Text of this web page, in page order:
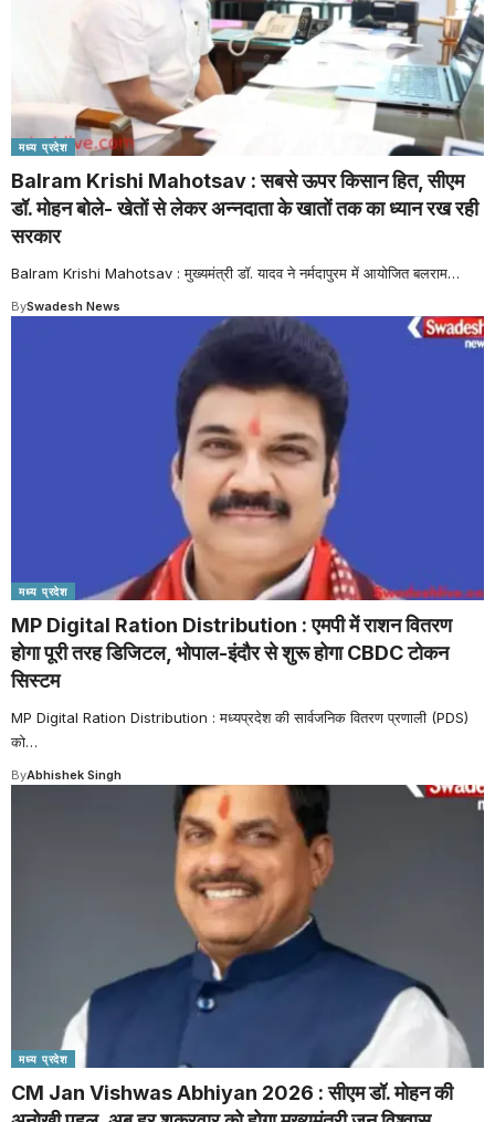
मध्य प्रदेश
Balram Krishi Mahotsav : सबसे ऊपर किसान हित, सीएम
डॉ. मोहन बोले- खेतों से लेकर अन्नदाता के खातों तक का ध्यान रख रही
सरकार
Balram Krishi Mahotsav : मुख्यमंत्री डॉ. यादव ने नर्मदापुरम में आयोजित बलराम…
BySwadesh News
मध्य प्रदेश
MP Digital Ration Distribution : एमपी में राशन वितरण
होगा पूरी तरह डिजिटल, भोपाल-इंदौर से शुरू होगा CBDC टोकन
सिस्टम
MP Digital Ration Distribution : मध्यप्रदेश की सार्वजनिक वितरण प्रणाली (PDS)
को…
ByAbhishek Singh
मध्य प्रदेश
CM Jan Vishwas Abhiyan 2026 : सीएम डॉ. मोहन की